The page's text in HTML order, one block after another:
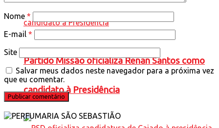
Partido Missão oficializa Renan Santos como
candidato à Presidência
Nome *
E-mail *
Site
Salvar meus dados neste navegador para a próxima vez
que eu comentar.